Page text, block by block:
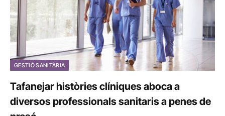
GESTIÓ SANITÀRIA
Tafanejar històries clíniques aboca a
diversos professionals sanitaris a penes de